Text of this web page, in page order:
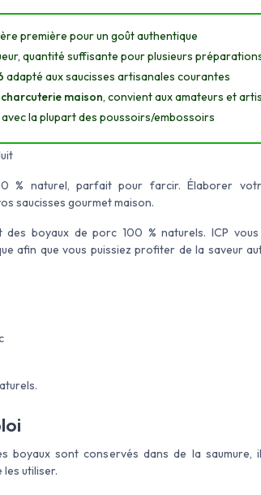
première pour un goût authentique
quantité suffisante pour plusieurs
adapté aux saucisses artisanales courantes
maison, convient aux amateurs et
avec la plupart des poussoirs/embossoirs
% naturel, parfait pour farcir. Élaborer
saucisses gourmet maison.
des boyaux de porc 100 % naturels. ICP
afin que vous puissiez profiter de la saveur
boyaux sont conservés dans de la
utiliser.